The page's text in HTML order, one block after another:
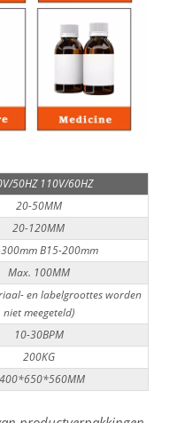
50HZ 110V/60HZ
20-50MM
20-120MM
B15-200mm
Max. 100MM
en labelgroottes worden
niet meegeteld)
10-30BPM
200KG